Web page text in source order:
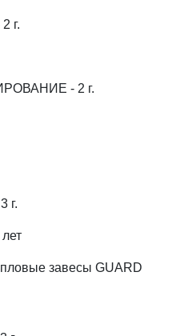
г.
- 2 г.
г.
завесы GUARD